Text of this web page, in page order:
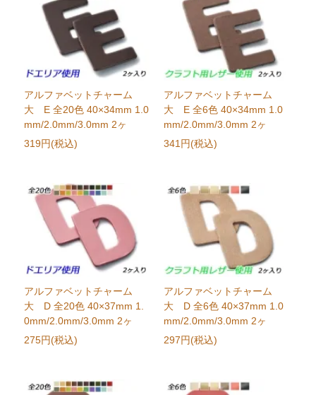
アルファベットチャーム
大 E 全20色 40×34mm 1.0
mm/2.0mm/3.0mm 2ヶ
319円(税込)
アルファベットチャーム
大 E 全6色 40×34mm 1.0
mm/2.0mm/3.0mm 2ヶ
341円(税込)
アルファベットチャーム
大 D 全20色 40×37mm 1.
0mm/2.0mm/3.0mm 2ヶ
275円(税込)
アルファベットチャーム
大 D 全6色 40×37mm 1.0
mm/2.0mm/3.0mm 2ヶ
297円(税込)